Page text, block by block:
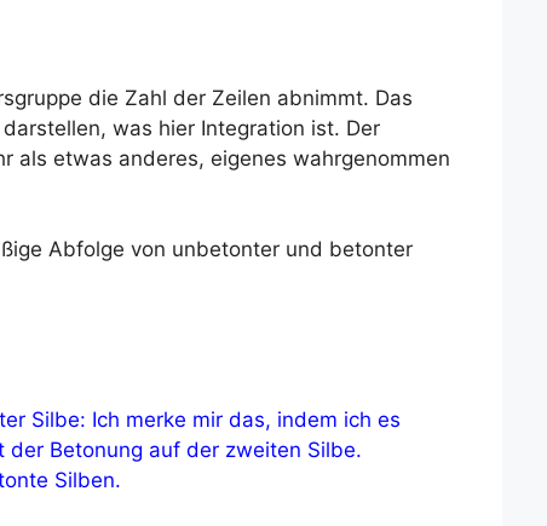
die Zahl der Zeilen abnimmt. Das
was hier Integration ist. Der
als etwas anderes, eigenes wahrgenommen
Abfolge von unbetonter und betonter
Silbe: Ich merke mir das, indem ich es
der Betonung auf der zweiten Silbe.
Silben.